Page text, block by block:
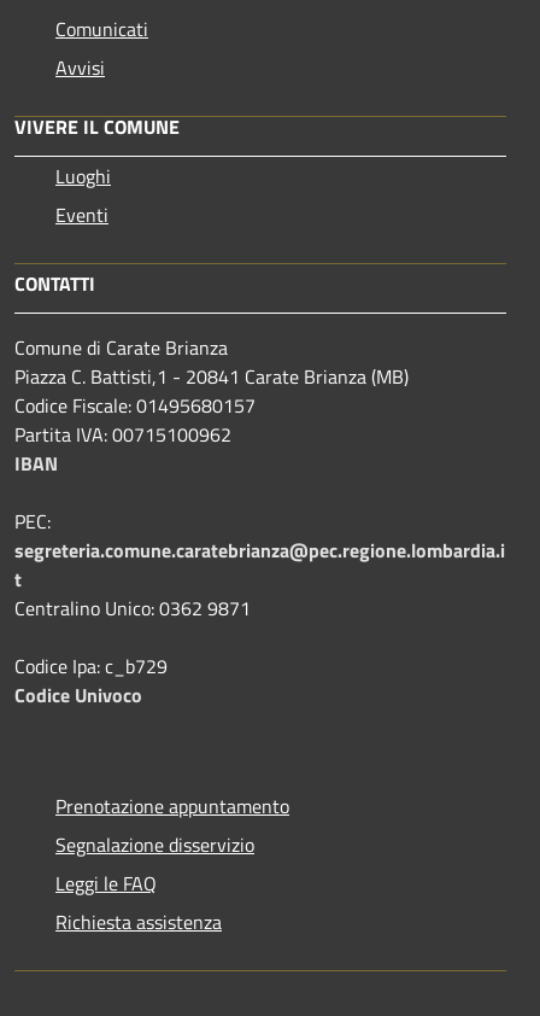
Comunicati
Avvisi
VIVERE IL COMUNE
Luoghi
Eventi
CONTATTI
Comune di Carate Brianza
Piazza C. Battisti,1 - 20841 Carate Brianza (MB)
Codice Fiscale: 01495680157
Partita IVA: 00715100962
IBAN
PEC:
segreteria.comune.caratebrianza@pec.regione.lombardia.i
t
Centralino Unico: 0362 9871
Codice Ipa: c_b729
Codice Univoco
Prenotazione appuntamento
Segnalazione disservizio
Leggi le FAQ
Richiesta assistenza